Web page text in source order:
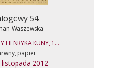
54.
Waszewska
HENRYKA KUNY, 1...
papier
listopada 2012